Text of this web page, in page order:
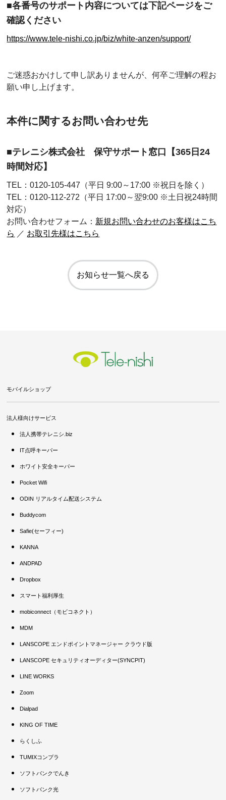
■各番号のサポート内容については下記ページをご
確認ください
https://www.tele-nishi.co.jp/biz/white-anzen/support/
ご迷惑おかけして申し訳ありませんが、何卒ご理解の程お
願い申し上げます。
本件に関するお問い合わせ先
■テレニシ株式会社 保守サポート窓口【365日24
時間対応】
TEL：0120-105-447（平日 9:00～17:00 ※祝日を除く）
TEL：0120-112-272（平日 17:00～翌9:00 ※土日祝24時間
対応）
お問い合わせフォーム： 新規お問い合わせのお客様はこち
ら ／ お取引先様はこちら
お知らせ一覧へ戻る
モバイルショップ
法人様向けサービス
法人携帯テレニシ.biz
IT点呼キーパー
ホワイト安全キーパー
Pocket Wifi
ODIN リアルタイム配送システム
Buddycom
Safie(セーフィー)
KANNA
ANDPAD
Dropbox
スマート福利厚生
mobiconnect（モビコネクト）
MDM
LANSCOPE エンドポイントマネージャー クラウド版
LANSCOPE セキュリティオーディター(SYNCPIT)
LINE WORKS
Zoom
Dialpad
KING OF TIME
らくしふ
TUMIXコンプラ
ソフトバンクでんき
ソフトバンク光